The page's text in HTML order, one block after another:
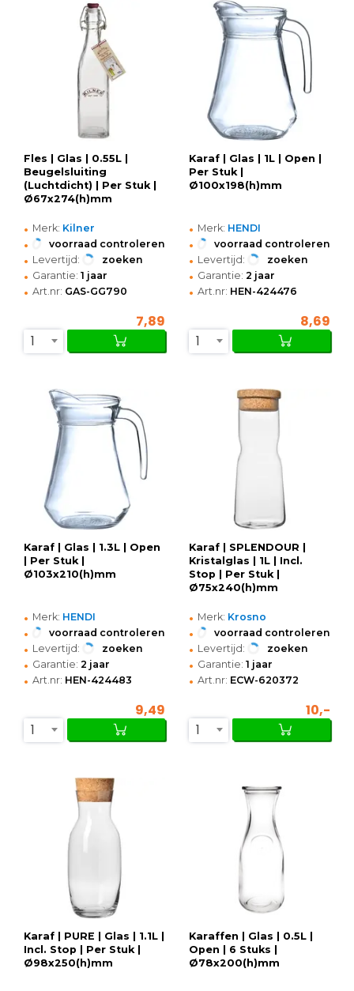
Fles | Glas | 0.55L |
Beugelsluiting
(Luchtdicht) | Per Stuk |
Ø67x274(h)mm
• Merk: Kilner
• voorraad controleren
• Levertijd: zoeken
• Garantie: 1 jaar
• Art.nr: GAS-GG790
7,89
1
Karaf | Glas | 1L | Open |
Per Stuk |
Ø100x198(h)mm
• Merk: HENDI
• voorraad controleren
• Levertijd: zoeken
• Garantie: 2 jaar
• Art.nr: HEN-424476
8,69
1
Karaf | Glas | 1.3L | Open
| Per Stuk |
Ø103x210(h)mm
• Merk: HENDI
• voorraad controleren
• Levertijd: zoeken
• Garantie: 2 jaar
• Art.nr: HEN-424483
9,49
1
Karaf | SPLENDOUR |
Kristalglas | 1L | Incl.
Stop | Per Stuk |
Ø75x240(h)mm
• Merk: Krosno
• voorraad controleren
• Levertijd: zoeken
• Garantie: 1 jaar
• Art.nr: ECW-620372
10,-
1
Karaf | PURE | Glas | 1.1L |
Incl. Stop | Per Stuk |
Ø98x250(h)mm
Karaffen | Glas | 0.5L |
Open | 6 Stuks |
Ø78x200(h)mm